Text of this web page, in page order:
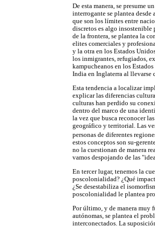
De esta manera, se presume
interrogante se plantea
que son los límites entre
discretos es algo insostenible
de la frontera, se plantea la
elites comerciales y
y la otra en los Estados
los inmigrantes, refugiados,
kampucheanos en los
India en Inglaterra al llevarse
Esta tendencia a localizar
explicar las diferencias
culturas han perdido su
dentro del marco de una
la vez que busca reconocer
geográfico y territorial. Las
personas de diferentes
estos conceptos son su-
no la cuestionan de manera
vamos despojando de las
En tercer lugar, tenemos la
poscolonialidad? ¿Qué
¿Se desestabiliza el
poscolonialidad le plantea
Por último, y de manera muy
autónomas, se plantea el
interconectados. La